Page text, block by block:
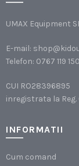
UMAX Equipment
E-mail:
Telefon: 0767 119 150
CUI RO28396895
inregistrata la Reg.
INFORMATII
Cum comand